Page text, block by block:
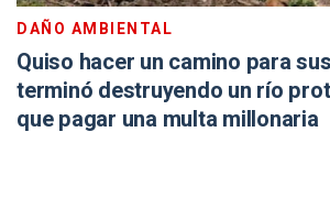
DAÑO AMBIENTAL
Quiso hacer un camino para
terminó destruyendo un río
que pagar una multa millonaria